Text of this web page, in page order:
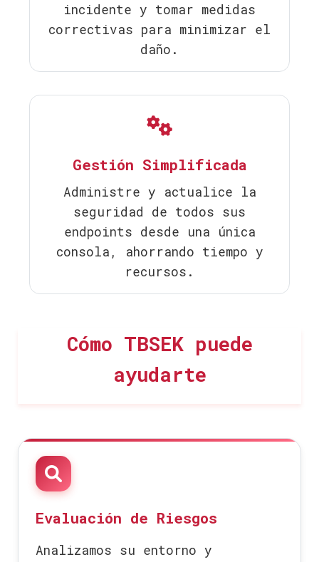
incidente y tomar medidas
correctivas para minimizar el
daño.
Gestión Simplificada
Administre y actualice la
seguridad de todos sus
endpoints desde una única
consola, ahorrando tiempo y
recursos.
Cómo TBSEK puede
ayudarte
Evaluación de Riesgos
Analizamos su entorno y